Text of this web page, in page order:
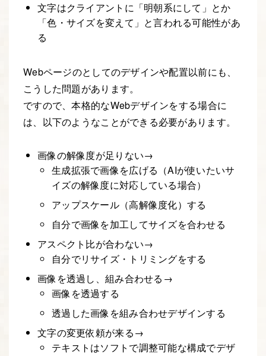
文字はクライアントに「明朝系にして」とか
「色・サイズを変えて」と言われる可能性があ
る
Webページのとしてのデザインや配置以前にも、
こうした問題があります。
ですので、本格的なWebデザインをする場合に
は、以下のようなことができる必要があります。
画像の解像度が足りない→
生成拡張で画像を広げる（AIが使いたいサ
イズの解像度に対応している場合）
アップスケール（高解像度化）する
自分で画像を加工してサイズを合わせる
アスペクト比が合わない→
自分でリサイズ・トリミングをする
画像を透過し、組み合わせる→
画像を透過する
透過した画像を組み合わせデザインする
文字の変更依頼が来る→
テキストはソフトで調整可能な構成でデザ